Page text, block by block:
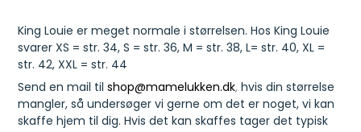
King Louie er meget normale i størrelsen. Hos King Louie
svarer XS = str. 34, S = str. 36, M = str. 38, L= str. 40, XL =
str. 42, XXL = str. 44
Send en mail tilshop@mamelukken.dk, hvis din størrelse
mangler, så undersøger vi gerne om det er noget, vi kan
skaffe hjem til dig. Hvis det kan skaffes tager det typisk